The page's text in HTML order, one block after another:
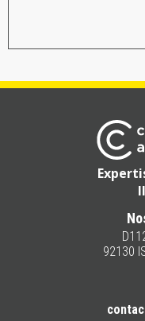
92130